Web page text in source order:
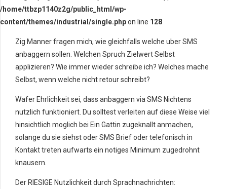
/home/ttbzp1140z2g/public_html/wp-
content/themes/industrial/single.phpon line 128
Zig Manner fragen mich, wie gleichfalls welche uber SMS
anbaggern sollen. Welchen Spruch Zielwert Selbst
applizieren? Wie immer wieder schreibe ich? Welches mache
Selbst, wenn welche nicht retour schreibt?
Wafer Ehrlichkeit sei, dass anbaggern via SMS Nichtens
nutzlich funktioniert. Du solltest verleiten auf diese Weise viel
hinsichtlich moglich bei Ein Gattin zugeknallt anmachen,
solange du sie siehst oder SMS Brief oder telefonisch in
Kontakt treten aufwarts ein notiges Minimum zugedrohnt
knausern.
Der RIESIGE Nutzlichkeit durch Sprachnachrichten: